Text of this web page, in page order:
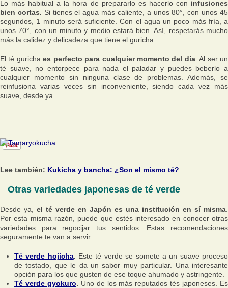
Lo más habitual a la hora de prepararlo es hacerlo con infusiones
bien cortas. Si tienes el agua más caliente, a unos 80°, con unos 45
segundos, 1 minuto será suficiente. Con el agua un poco más fría, a
unos 70°, con un minuto y medio estará bien. Así, respetarás mucho
más la calidez y delicadeza que tiene el guricha.
El té gurichaes perfecto para cualquier momento del día. Al ser un
té suave, no entorpece para nada el paladar y puedes beberlo a
cualquier momento sin ninguna clase de problemas. Además, se
reinfusiona varias veces sin inconveniente, siendo cada vez más
suave, desde ya.
Lee también: Kukicha y bancha: ¿Son el mismo té?
Otras variedades japonesas de té verde
Desde ya, el té verde en Japón es una institución en sí misma
Por esta misma razón, puede que estés interesado en conocer otras
variedades para regocijar tus sentidos. Estas recomendaciones
seguramente te van a servir.
Té verde hojicha. Este té verde se somete a un suave proceso
de tostado, que le da un sabor muy particular. Una interesante
opción para los que gusten de ese toque ahumado y astringente.
Té verde gyokuro. Uno de los más reputados tés japoneses. Es